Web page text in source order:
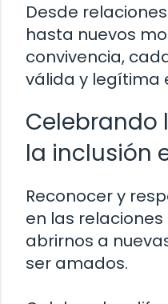
Desde
hasta nuevos
convivencia,
válida y legítima
Celebrando
la inclusión
Reconocer y
en las
abrirnos a
ser amados.